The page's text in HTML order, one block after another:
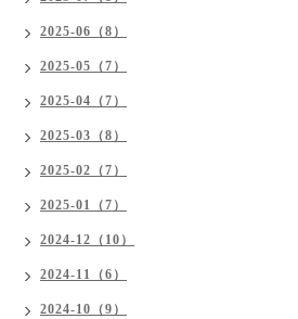
2025-06（8）
2025-05（7）
2025-04（7）
2025-03（8）
2025-02（7）
2025-01（7）
2024-12（10）
2024-11（6）
2024-10（9）